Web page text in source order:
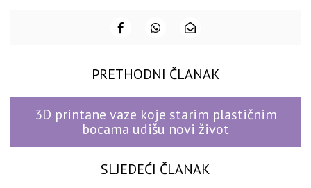
PRETHODNI ČLANAK
3D printane vaze koje starim plastičnim
bocama udišu novi život
SLJEDEĆI ČLANAK